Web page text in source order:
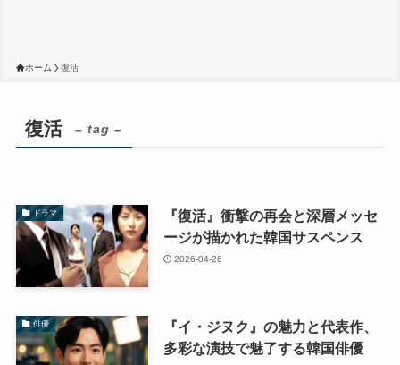
ホーム 復活
復活 – tag –
ドラマ
『復活』衝撃の再会と深層メッセ
ージが描かれた韓国サスペンス
2026-04-26
俳優
『イ・ジヌク』の魅力と代表作、
多彩な演技で魅了する韓国俳優